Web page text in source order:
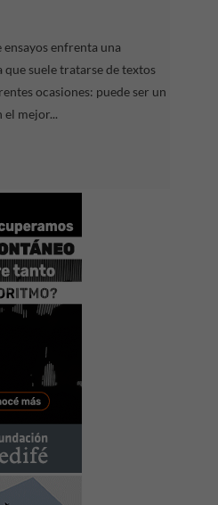
enfrenta una
que suele tratarse de textos
ocasiones: puede ser un
el mejor...